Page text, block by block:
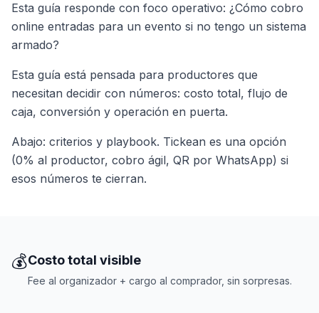
Esta guía responde con foco operativo: ¿Cómo cobro
online entradas para un evento si no tengo un sistema
armado?
Esta guía está pensada para productores que
necesitan decidir con números: costo total, flujo de
caja, conversión y operación en puerta.
Abajo: criterios y playbook. Tickean es una opción
(0% al productor, cobro ágil, QR por WhatsApp) si
esos números te cierran.
💰Costo total visible
Fee al organizador + cargo al comprador, sin sorpresas.